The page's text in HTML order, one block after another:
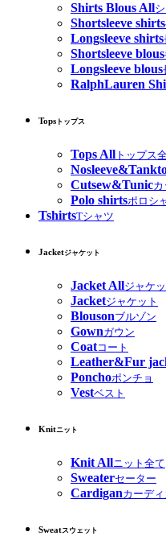
Shirts Blous All
Shortsleeve shirts
Longsleeve shirts
Shortsleeve blous
Longsleeve blous
RalphLauren
Tops トップス
Tops All トップス
Cutsew&Tunic
Polo shirtsポロシ
TshirtsTシャツ
Jacketジャケット
Jacket Allジャケ
Jacketジャケット
Blousonブルゾン
Gownガウン
Coatコート
Leather&Fur
Ponchoポンチョ
Vestベスト
Knitニット
Knit Allニット全て
Sweaterセーター
Cardiganカーデ
Sweatスウェット